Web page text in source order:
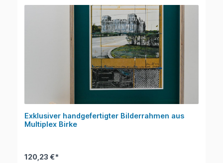
Exklusiver handgefertigter Bilderrahmen aus
Multiplex Birke
120,23 €*